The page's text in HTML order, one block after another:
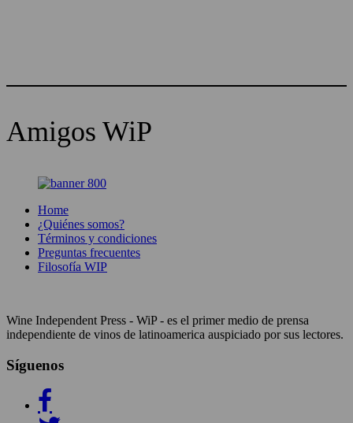
Amigos WiP
Home
¿Quiénes somos?
Términos y condiciones
Preguntas frecuentes
Filosofía WIP
Wine Independent Press - WiP - es el primer medio de prensa
independiente de vinos de latinoamerica auspiciado por sus lectores.
Síguenos